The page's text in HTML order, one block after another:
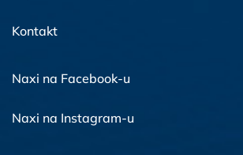
Kontakt
Naxi na Facebook-u
Naxi na Instagram-u